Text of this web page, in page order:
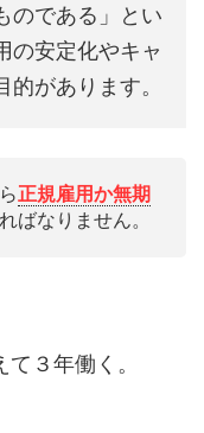
のである」とい
の安定化やキャ
があります。
正規雇用か無期
ばなりません。
３年働く。